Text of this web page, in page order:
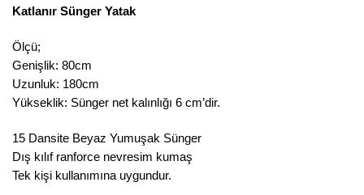
Katlanır Sünger Yatak
Ölçü;
Genişlik: 80cm
Uzunluk: 180cm
Yükseklik: Sünger net kalınlığı 6 cm’dir.
15 Dansite Beyaz Yumuşak Sünger
Dış kılıf ranforce nevresim kumaş
Tek kişi kullanımına uygundur.